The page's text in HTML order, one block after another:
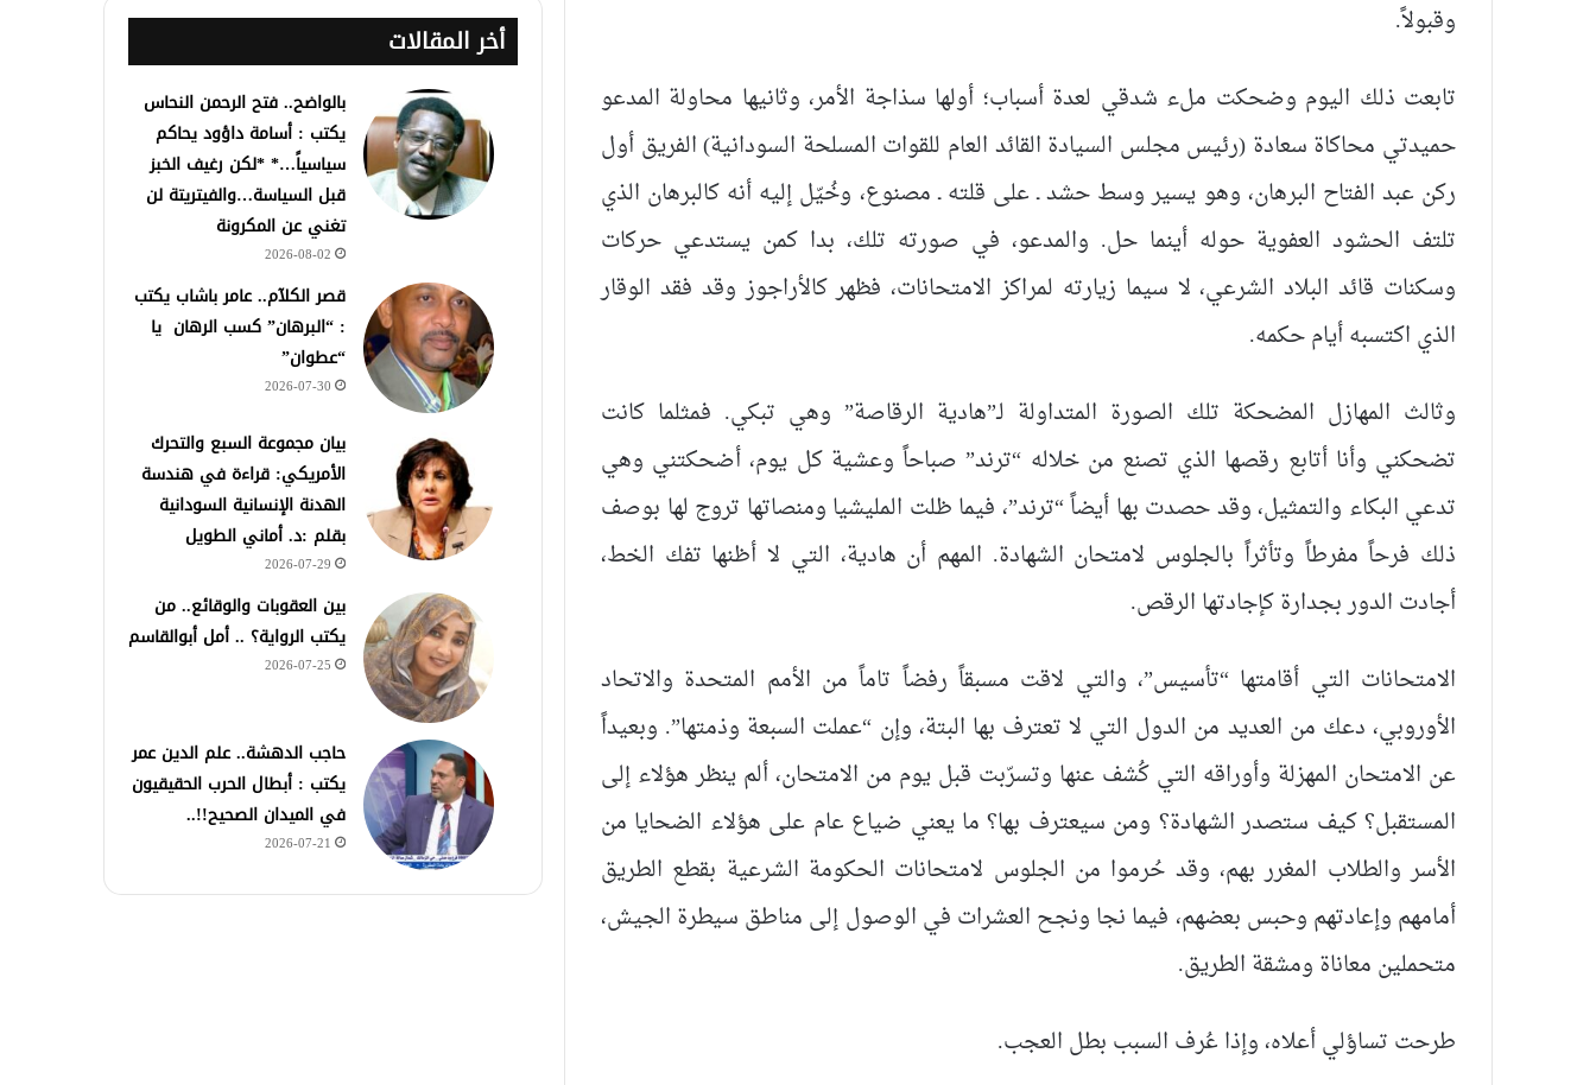
وقبولاً.
تابعت ذلك اليوم وضحكت ملء شدقي لعدة أسباب؛ أولها سذاجة الأمر، وثانيها محاولة المدعو
حميدتي محاكاة سعادة (رئيس مجلس السيادة القائد العام للقوات المسلحة السودانية) الفريق أول
ركن عبد الفتاح البرهان، وهو يسير وسط حشد ـ على قلته ـ مصنوع، وخُيّل إليه أنه كالبرهان الذي
تلتف الحشود العفوية حوله أينما حل. والمدعو، في صورته تلك، بدا كمن يستدعي حركات
وسكنات قائد البلاد الشرعي، لا سيما زيارته لمراكز الامتحانات، فظهر كالأراجوز وقد فقد الوقار
الذي اكتسبه أيام حكمه.
وثالث المهازل المضحكة تلك الصورة المتداولة لـ”هادية الرقاصة” وهي تبكي. فمثلما كانت
تضحكني وأنا أتابع رقصها الذي تصنع من خلاله “ترند” صباحاً وعشية كل يوم، أضحكتني وهي
تدعي البكاء والتمثيل، وقد حصدت بها أيضاً “ترند”، فيما ظلت المليشيا ومنصاتها تروج لها بوصف
ذلك فرحاً مفرطاً وتأثراً بالجلوس لامتحان الشهادة. المهم أن هادية، التي لا أظنها تفك الخط،
أجادت الدور بجدارة كإجادتها الرقص.
الامتحانات التي أقامتها “تأسيس”، والتي لاقت مسبقاً رفضاً تاماً من الأمم المتحدة والاتحاد
الأوروبي، دعك من العديد من الدول التي لا تعترف بها البتة، وإن “عملت السبعة وذمتها”. وبعيداً
عن الامتحان المهزلة وأوراقه التي كُشف عنها وتسرّبت قبل يوم من الامتحان، ألم ينظر هؤلاء إلى
المستقبل؟ كيف ستصدر الشهادة؟ ومن سيعترف بها؟ ما يعني ضياع عام على هؤلاء الضحايا من
الأسر والطلاب المغرر بهم، وقد حُرموا من الجلوس لامتحانات الحكومة الشرعية بقطع الطريق
أمامهم وإعادتهم وحبس بعضهم، فيما نجا ونجح العشرات في الوصول إلى مناطق سيطرة الجيش،
متحملين معاناة ومشقة الطريق.
طرحت تساؤلي أعلاه، وإذا عُرف السبب بطل العجب.
أخر المقالات
بالواضح.. فتح الرحمن النحاس
يكتب : أسامة داؤود يحاكم
سياسياً…* *لكن رغيف الخبز
قبل السياسة…والفيتريتة لن
تغني عن المكرونة
2026-08-02
قصر الكلآم.. عامر باشاب يكتب
: “البرهان” كسب الرهان يا
“عطوان”
2026-07-30
بيان مجموعة السبع والتحرك
الأمريكي: قراءة في هندسة
الهدنة الإنسانية السودانية
بقلم :د. أماني الطويل
2026-07-29
بين العقوبات والوقائع.. من
يكتب الرواية؟ .. أمل أبوالقاسم
2026-07-25
حاجب الدهشة.. علم الدين عمر
يكتب : أبطال الحرب الحقيقيون
في الميدان الصحيح!!..
2026-07-21